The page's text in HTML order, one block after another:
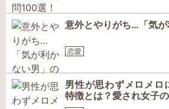
意外とやりがち…「気
恋愛
男性が思わずメロメロ
特徴とは？愛され女子